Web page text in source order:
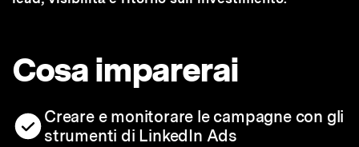
Cosa imparerai
Creare e monitorare le campagne con gli
strumenti di LinkedIn Ads